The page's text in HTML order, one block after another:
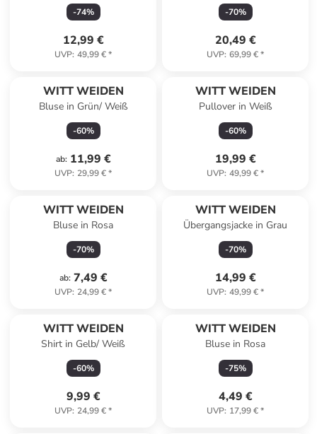
-74%
12,99 €
UVP: 49,99 €*
-70%
20,49 €
UVP: 69,99 €*
WITT WEIDEN
Bluse in Grün/ Weiß
-60%
ab: 11,99 €
UVP: 29,99 €*
WITT WEIDEN
Pullover in Weiß
-60%
19,99 €
UVP: 49,99 €*
WITT WEIDEN
Bluse in Rosa
-70%
ab: 7,49 €
UVP: 24,99 €*
WITT WEIDEN
Übergangsjacke in Grau
-70%
14,99 €
UVP: 49,99 €*
WITT WEIDEN
Shirt in Gelb/ Weiß
-60%
9,99 €
UVP: 24,99 €*
WITT WEIDEN
Bluse in Rosa
-75%
4,49 €
UVP: 17,99 €*